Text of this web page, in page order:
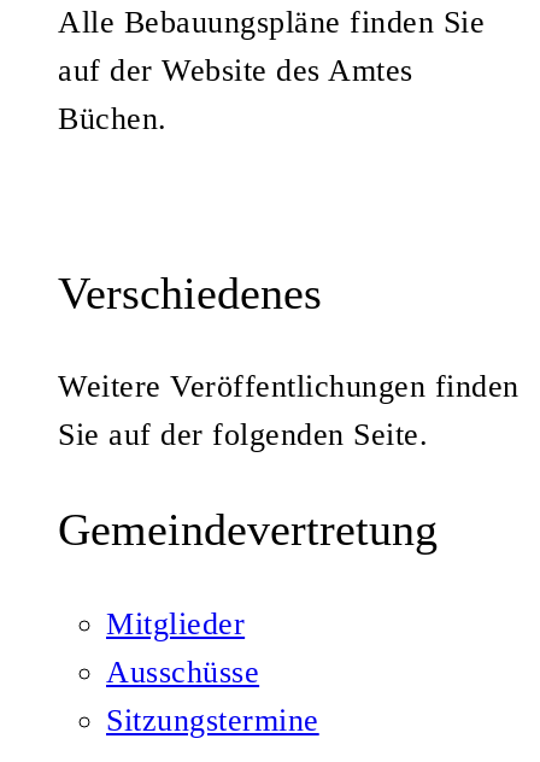
Alle Bebauungspläne finden Sie
auf der Website des Amtes
Büchen.
Verschiedenes
Weitere Veröffentlichungen finden
Sie auf der folgenden Seite.
Gemeindevertretung
Mitglieder
Ausschüsse
Sitzungstermine